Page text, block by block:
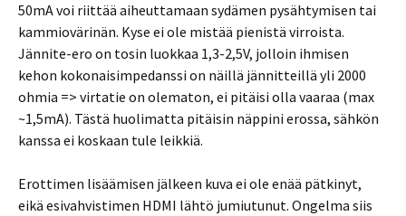
50mA voi riittää aiheuttamaan sydämen pysähtymisen tai
kammiovärinän. Kyse ei ole mistää pienistä virroista.
Jännite-ero on tosin luokkaa 1,3-2,5V, jolloin ihmisen
kehon kokonaisimpedanssi on näillä jännitteillä yli 2000
ohmia => virtatie on olematon, ei pitäisi olla vaaraa (max
~1,5mA). Tästä huolimatta pitäisin näppini erossa, sähkön
kanssa ei koskaan tule leikkiä.
Erottimen lisäämisen jälkeen kuva ei ole enää pätkinyt,
eikä esivahvistimen HDMI lähtö jumiutunut. Ongelma siis